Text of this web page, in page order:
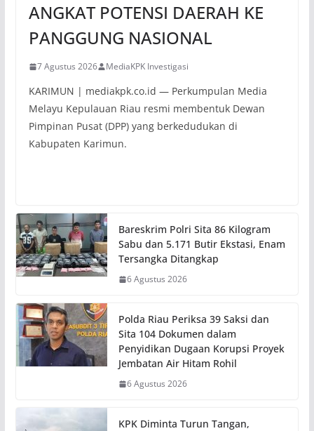
ANGKAT POTENSI DAERAH KE
PANGGUNG NASIONAL
7 Agustus 2026 MediaKPK Investigasi
KARIMUN | mediakpk.co.id — Perkumpulan Media
Melayu Kepulauan Riau resmi membentuk Dewan
Pimpinan Pusat (DPP) yang berkedudukan di
Kabupaten Karimun.
Bareskrim Polri Sita 86 Kilogram
Sabu dan 5.171 Butir Ekstasi, Enam
Tersangka Ditangkap
6 Agustus 2026
Polda Riau Periksa 39 Saksi dan
Sita 104 Dokumen dalam
Penyidikan Dugaan Korupsi Proyek
Jembatan Air Hitam Rohil
6 Agustus 2026
KPK Diminta Turun Tangan,